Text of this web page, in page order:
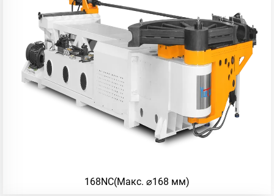
168NC(Макс. ⌀168 мм)